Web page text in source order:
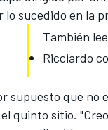
lo sucedido en la
También
Ricciardo
supuesto que no
quinto sitio.